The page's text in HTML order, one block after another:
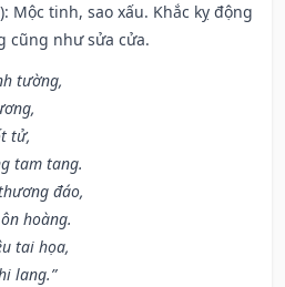
Mộc tinh, sao xấu. Khắc kỵ động
cũng như sửa cửa.
tường,
tử,
tam tang.
đáo,
hoàng.
tai họa,
lang.”